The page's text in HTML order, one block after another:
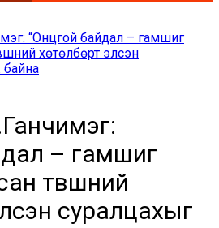
“Онцгой байдал – гамшиг
хөтөлбөрт элсэн
– гамшиг
түвшний
суралцахыг